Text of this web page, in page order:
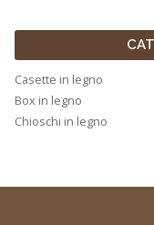
Casette in legno
Box in legno
Chioschi in legno